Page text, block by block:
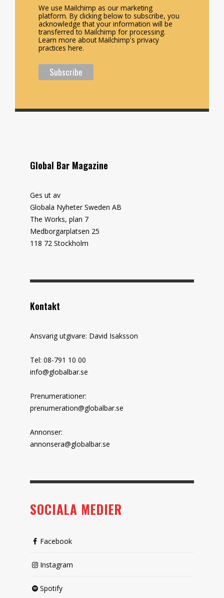
We use Mailchimp as our marketing
platform. By clicking below to subscribe, you
acknowledge that your information will be
transferred to Mailchimp for processing.
Learn more about Mailchimp's privacy
practices here.
Global Bar Magazine
Ges ut av
Globala Nyheter Sweden AB
The Works, plan 7
Medborgarplatsen 25
118 72 Stockholm
Kontakt
Ansvarig utgivare: David Isaksson
Tel: 08-791 10 00
info@globalbar.se
Prenumerationer:
prenumeration@globalbar.se
Annonser:
annonsera@globalbar.se
SOCIALA MEDIER
Facebook
Instagram
Spotify